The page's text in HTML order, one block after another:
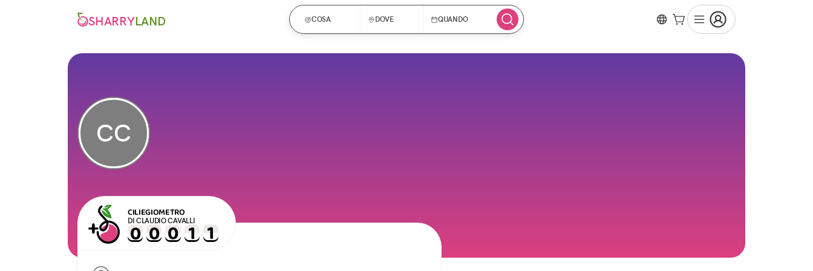
SHARRYLAND COSA DOVE QUANDO
CC
CILIEGIOMETRO
DI CLAUDIO CAVALLI